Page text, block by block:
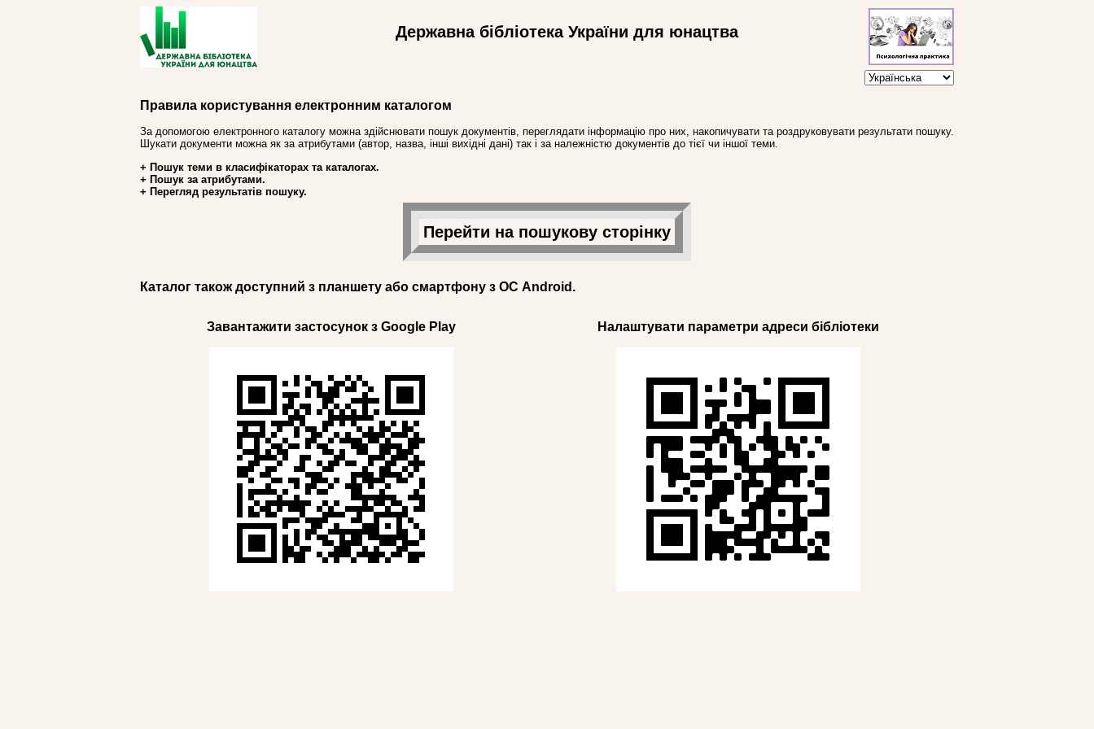
Державна бібліотека України для юнацтва
Правила користування електронним каталогом
За допомогою електронного каталогу можна здійснювати пошук документів, переглядати інформацію про них, накопичувати та роздруковувати результати пошуку.
Шукати документи можна як за атрибутами (автор, назва, інші вихідні дані) так і за належністю документів до тієї чи іншої теми.
+ Пошук теми в класифікаторах та каталогах.
+ Пошук за атрибутами.
+ Перегляд результатів пошуку.
Перейти на пошукову сторінку
Каталог також доступний з планшету або смартфону з ОС Android.
Завантажити застосунок з Google Play Налаштувати параметри адреси бібліотеки